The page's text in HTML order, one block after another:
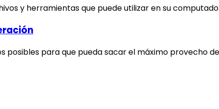
y herramientas que puede utilizar en su
para que pueda sacar el máximo provecho